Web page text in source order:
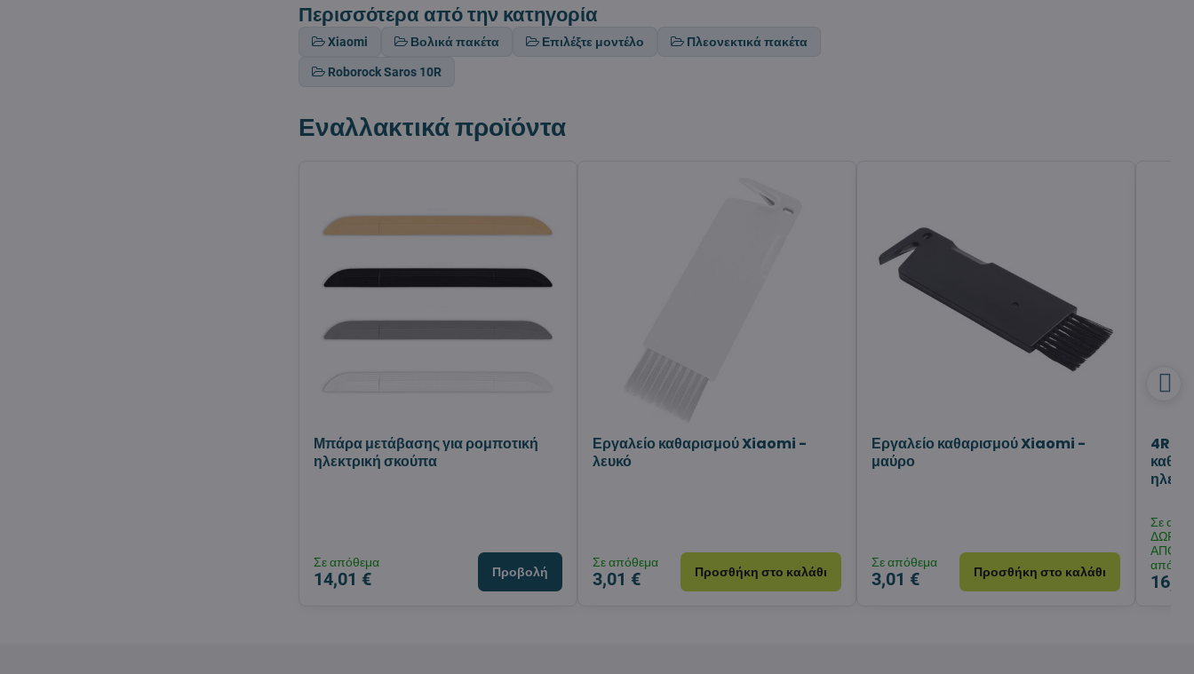
Περισσότερα από την κατηγορία
Xiaomi Βολικά πακέτα Επιλέξτε μοντέλο Πλεονεκτικά πακέτα
Roborock Saros 10R
Εναλλακτικά προϊόντα
Μπάρα μετάβασης για ρομποτική
ηλεκτρική σκούπα
Σε απόθεμα
14,01 € Προβολή
Εργαλείο καθαρισμού Xiaomi -
λευκό
Σε απόθεμα
3,01 € Προσθήκη στο καλάθι
Εργαλείο καθαρισμού Xiaomi -
μαύρο
Σε απόθεμα
3,01 € Προσθήκη στο καλάθι
Σε
από